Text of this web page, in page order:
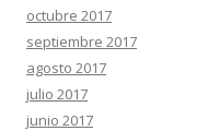
octubre 2017
septiembre 2017
agosto 2017
julio 2017
junio 2017